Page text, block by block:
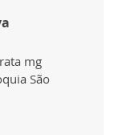
mg
São